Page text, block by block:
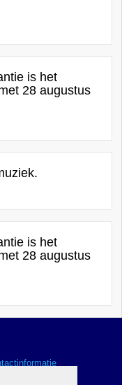
is het
28 augustus
is het
28 augustus